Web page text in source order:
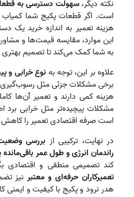
نکته دیگر،سهولت دسترسی به
است. اگر قطعات پکیج شما
هزینه تعمیر به اندازه خرید یک
این موارد، مقایسه قیمت‌ها و
به شما کمک می‌کند تا تصمیم بهتری
علاوه بر این، توجه بهنوع خرابی و
برخی مشکلات جزئی مثل
هزینه کمی دارند و تعمیر آن‌ها
مشکلات پیچیده‌تر مثل خرابی برد
است صرفه اقتصادی تعمیر را
در نهایت، ترکیبی از بررسی
راندمان انرژی و طول عمر
کند تصمیمی منطقی و اقتصادی
تعمیرکاران حرفه‌ای و معتبرنیز
هدر نرود و پکیج با کیفیت و